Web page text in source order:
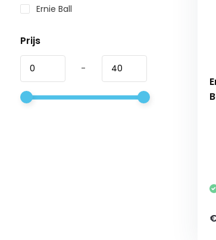
Ernie Ball
Prijs
-